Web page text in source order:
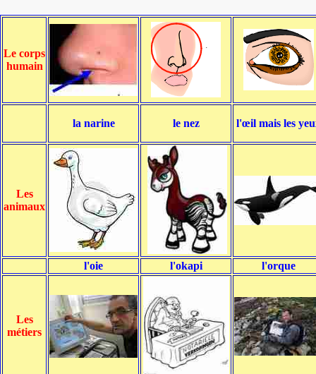
Le corps
humain
la narine le nez l'œil mais les
Les
animaux
l'oie l'okapi l'orque
Les
métiers